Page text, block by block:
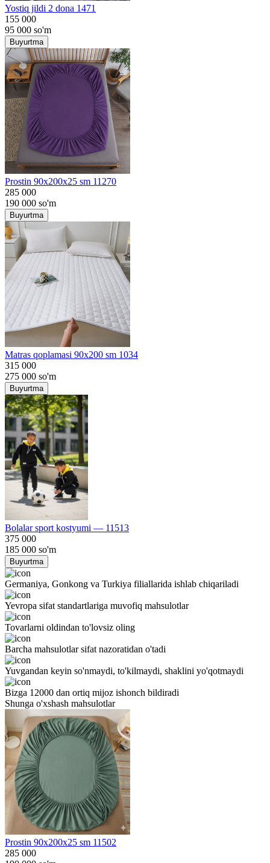
Yostiq jildi 2 dona 1471
155 000
95 000 so'm
Buyurtma
Prostin 90x200x25 sm 11270
285 000
190 000 so'm
Buyurtma
Matras qoplamasi 90x200 sm 1034
315 000
275 000 so'm
Buyurtma
Bolalar sport kostyumi — 11513
375 000
185 000 so'm
Buyurtma
Germaniya, Gonkong va Turkiya filiallarida ishlab chiqariladi
Yevropa sifat standartlariga muvofiq mahsulotlar
Tovarlarni oldindan to'lovsiz oling
Barcha mahsulotlar sifat nazoratidan o'tadi
Yuvgandan keyin so'nmaydi, to'kilmaydi, shaklini yo'qotmaydi
Bizga 12000 dan ortiq mijoz ishonch bildiradi
Shunga o'xshash mahsulotlar
Prostin 90x200x25 sm 11502
285 000